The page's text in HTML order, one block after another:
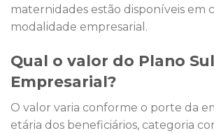
maternidades estão disponíveis em
modalidade empresarial.
Qual o valor do Plano
Empresarial?
O valor varia conforme o porte da
etária dos beneficiários, categoria